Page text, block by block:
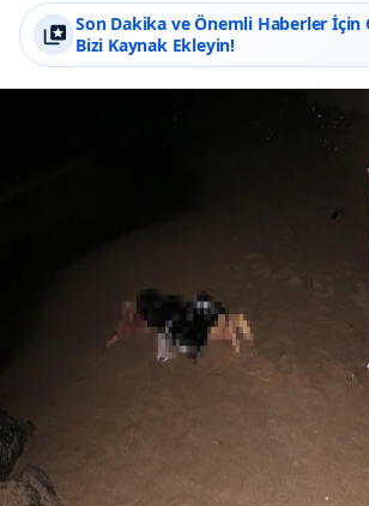
Son Dakika ve Önemli Haberler İçin
Bizi Kaynak Ekleyin!